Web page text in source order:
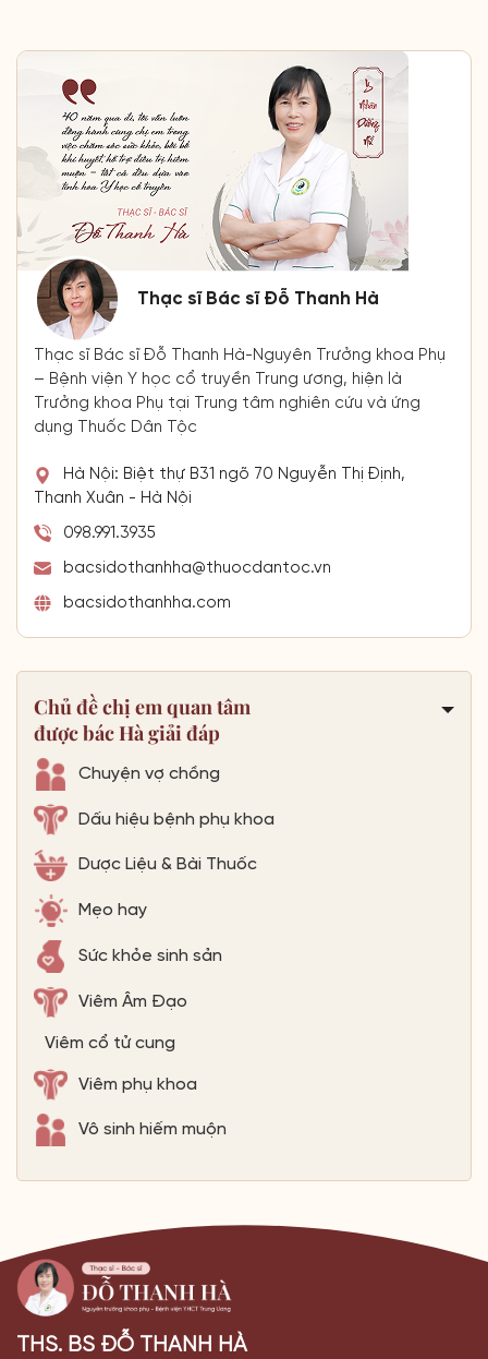
Thạc sĩ Bác sĩ Đỗ Thanh Hà
Thạc sĩ Bác sĩ Đỗ Thanh Hà-Nguyên Trưởng khoa Phụ
– Bệnh viện Y học cổ truyền Trung ương, hiện là
Trưởng khoa Phụ tại Trung tâm nghiên cứu và ứng
dụng Thuốc Dân Tộc
Hà Nội: Biệt thự B31 ngõ 70 Nguyễn Thị Định,
Thanh Xuân - Hà Nội
098.991.3935
bacsidothanhha@thuocdantoc.vn
bacsidothanhha.com
Chủ đề chị em quan tâm
được bác Hà giải đáp
Chuyện vợ chồng
Dấu hiệu bệnh phụ khoa
Dược Liệu & Bài Thuốc
Mẹo hay
Sức khỏe sinh sản
Viêm Âm Đạo
Viêm cổ tử cung
Viêm phụ khoa
Vô sinh hiếm muộn
THS. BS ĐỖ THANH HÀ